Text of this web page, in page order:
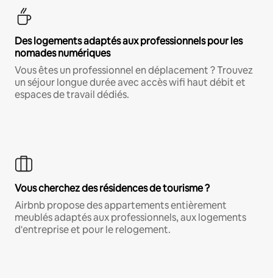
Des logements adaptés aux professionnels pour les
nomades numériques
Vous êtes un professionnel en déplacement ? Trouvez
un séjour longue durée avec accès wifi haut débit et
espaces de travail dédiés.
Vous cherchez des résidences de tourisme ?
Airbnb propose des appartements entièrement
meublés adaptés aux professionnels, aux logements
d'entreprise et pour le relogement.